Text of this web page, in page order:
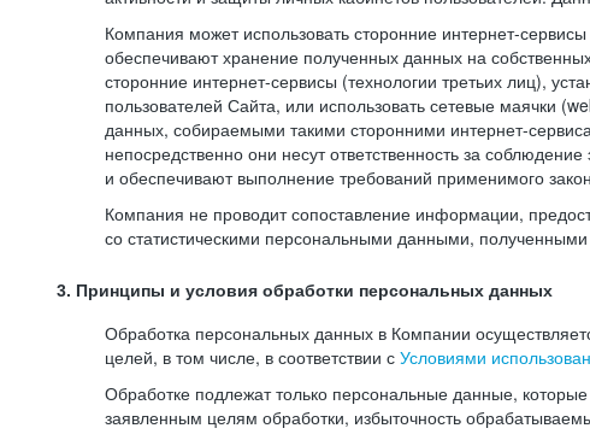
Компания может использовать сторонние интернет-
обеспечивают хранение полученных данных на
сторонние интернет-сервисы (технологии третьих лиц),
пользователей Сайта, или использовать сетевые маячки
данных, собираемыми такими сторонними интернет-
непосредственно они несут ответственность за
и обеспечивают выполнение требований применимого
Компания не проводит сопоставление информации,
со статистическими персональными данными,
3. Принципы и условия обработки персональных данных
Обработка персональных данных в Компании
целей, в том числе, в соответствии с Условиями
Обработке подлежат только персональные данные,
заявленным целям обработки, избыточность